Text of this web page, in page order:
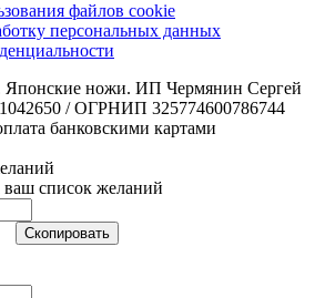
файлов cookie
персональных данных
ножи. ИП Чермянин Сергей
/ ОГРНИП 325774600786744
банковскими картами
список желаний
Cкопировать